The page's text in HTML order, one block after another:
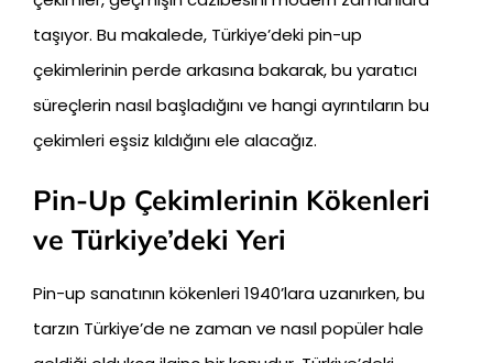
taşıyor. Bu makalede, Türkiye’deki pin-up
çekimlerinin perde arkasına bakarak, bu yaratıcı
süreçlerin nasıl başladığını ve hangi ayrıntıların bu
çekimleri eşsiz kıldığını ele alacağız.
Pin-Up Çekimlerinin Kökenleri
ve Türkiye’deki Yeri
Pin-up sanatının kökenleri 1940’lara uzanırken, bu
tarzın Türkiye’de ne zaman ve nasıl popüler hale